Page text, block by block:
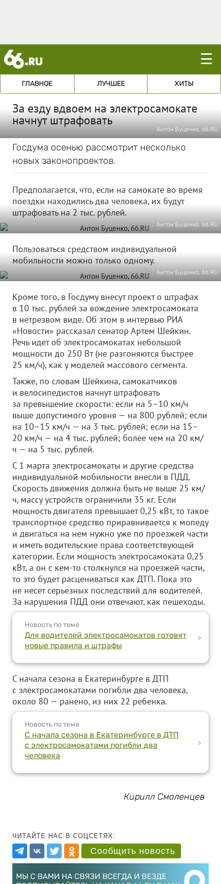
☰
ГЛАВНОЕ ЛУЧШЕЕ ХИТЫ
За езду вдвоем на электросамокате
начнут штрафовать
Антон Буценко, 66.RU
Госдума осенью рассмотрит несколько
новых законопроектов.
Предполагается, что, если на самокате во время
поездки находились два человека, их будут
штрафовать на 2 тыс. рублей.
Антон Буценко, 66.RU
Пользоваться средством индивидуальной
мобильности можно только одному.
Антон Буценко, 66.RU
Кроме того, в Госдуму внесут проект о штрафах
в 10 тыс. рублей за вождение электросамоката
в нетрезвом виде. Об этом в интервью РИА
«Новости» рассказал сенатор Артем Шейкин.
Речь идет об электросамокатах небольшой
мощности до 250 Вт (не разгоняются быстрее
25 км/ч), как у моделей массового сегмента.
Также, по словам Шейкина, самокатчиков
и велосипедистов начнут штрафовать
за превышение скорости: если на 5–10 км/ч
выше допустимого уровня — на 800 рублей; если
на 10–15 км/ч — на 3 тыс. рублей; если на 15–
20 км/ч — на 4 тыс. рублей; более чем на 20 км/
ч — на 5 тыс. рублей.
С 1 марта электросамокаты и другие средства
индивидуальной мобильности внесли в ПДД.
Скорость движения должна быть не выше 25 км/
ч, массу устройств ограничили 35 кг. Если
мощность двигателя превышает 0,25 кВт, то такое
транспортное средство приравнивается к мопеду
и двигаться на нем нужно уже по проезжей части
и иметь водительские права соответствующей
категории. Если мощность электросамоката 0,25
кВт, а он с кем-то столкнулся на проезжей части,
то это будет расцениваться как ДТП. Пока это
не несет серьезных последствий для водителей.
За нарушения ПДД они отвечают, как пешеходы.
Новость по теме
Для водителей электросамокатов готовят
новые правила и штрафы
>
С начала сезона в Екатеринбурге в ДТП
с электросамокатами погибли два человека,
около 80 — ранено, из них 22 ребенка.
Новость по теме
С начала сезона в Екатеринбурге в ДТП
с электросамокатами погибли два
человека
>
Кирилл Смоленцев
ЧИТАЙТЕ НАС В СОЦСЕТЯХ:
Сообщить новость